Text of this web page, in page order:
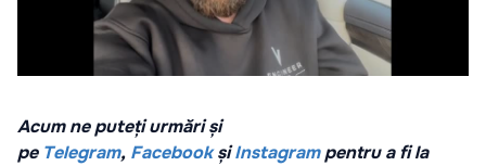
Acum ne puteți urmări și
pe Telegram, Facebook șiInstagrampentru a fi la